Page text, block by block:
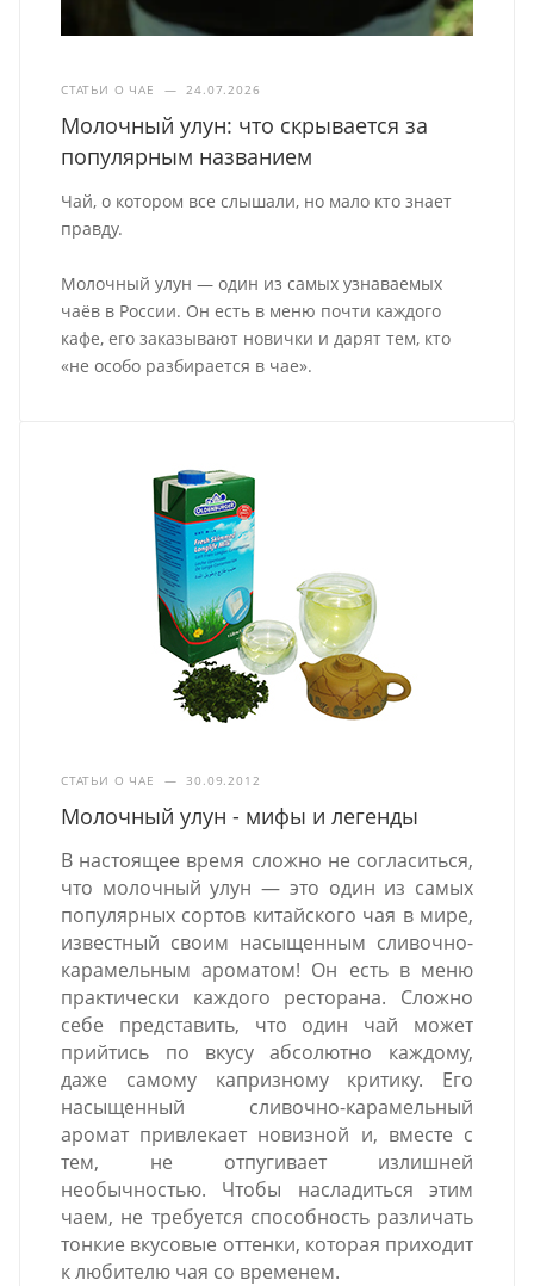
СТАТЬИ О ЧАЕ — 24.07.2026
Молочный улун: что скрывается за
популярным названием
Чай, о котором все слышали, но мало кто знает
правду.
Молочный улун — один из самых узнаваемых
чаёв в России. Он есть в меню почти каждого
кафе, его заказывают новички и дарят тем, кто
«не особо разбирается в чае».
СТАТЬИ О ЧАЕ — 30.09.2012
Молочный улун - мифы и легенды
В настоящее время сложно не согласиться,
что молочный улун — это один из самых
популярных сортов китайского чая в мире,
известный своим насыщенным сливочно-
карамельным ароматом! Он есть в меню
практически каждого ресторана. Сложно
себе представить, что один чай может
прийтись по вкусу абсолютно каждому,
даже самому капризному критику. Его
насыщенный сливочно-карамельный
аромат привлекает новизной и, вместе с
тем, не отпугивает излишней
необычностью. Чтобы насладиться этим
чаем, не требуется способность различать
тонкие вкусовые оттенки, которая приходит
к любителю чая со временем.